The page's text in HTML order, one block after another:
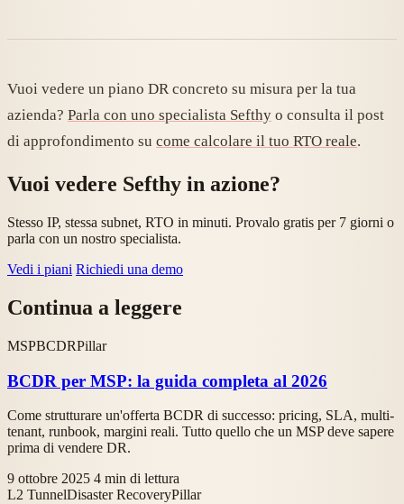
Vuoi vedere un piano DR concreto su misura per la tua
azienda? Parla con uno specialista Sefthy o consulta il post
di approfondimento su come calcolare il tuo RTO reale.
Vuoi vedere Sefthy in azione?
Stesso IP, stessa subnet, RTO in minuti. Provalo gratis per 7 giorni o
parla con un nostro specialista.
Vedi i piani Richiedi una demo
Continua a leggere
MSPBCDRPillar
BCDR per MSP: la guida completa al 2026
Come strutturare un'offerta BCDR di successo: pricing, SLA, multi-
tenant, runbook, margini reali. Tutto quello che un MSP deve sapere
prima di vendere DR.
9 ottobre 2025 4 min di lettura
L2 TunnelDisaster RecoveryPillar